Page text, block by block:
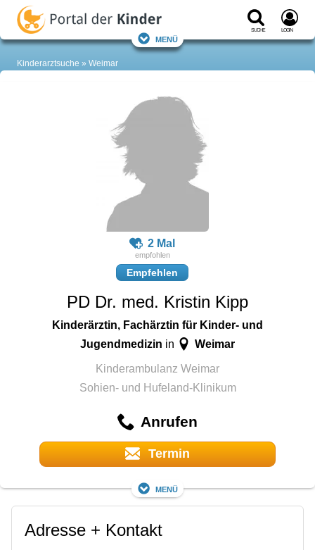
Suche Login
Menü
Kinderarztsuche Weimar
2 Mal
Empfehlen
PD Dr. med. Kristin Kipp
Kinderärztin, Fachärztin für Kinder- und
Jugendmedizin in Weimar
Kinderambulanz Weimar
Sohien- und Hufeland-Klinikum
Anrufen
Termin
Menü
Adresse + Kontakt